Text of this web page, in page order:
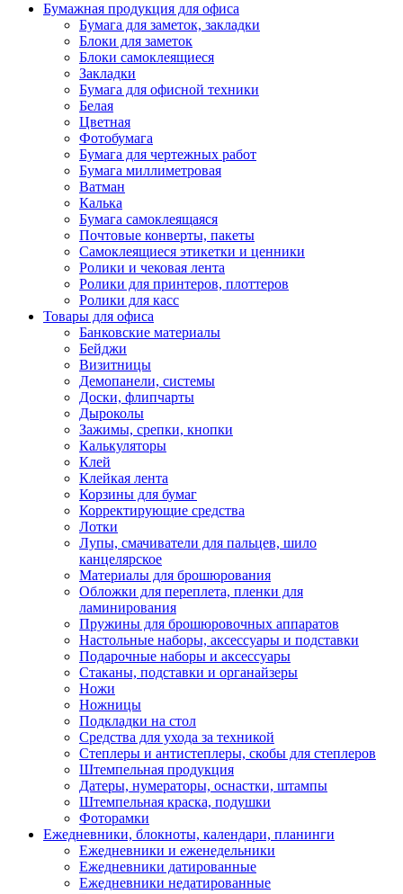
Бумажная продукция для офиса
Бумага для заметок, закладки
Блоки для заметок
Блоки самоклеящиеся
Закладки
Бумага для офисной техники
Белая
Цветная
Фотобумага
Бумага для чертежных работ
Бумага миллиметровая
Ватман
Калька
Бумага самоклеящаяся
Почтовые конверты, пакеты
Самоклеящиеся этикетки и ценники
Ролики и чековая лента
Ролики для принтеров, плоттеров
Ролики для касс
Товары для офиса
Банковские материалы
Бейджи
Визитницы
Демопанели, системы
Доски, флипчарты
Дыроколы
Зажимы, срепки, кнопки
Калькуляторы
Клей
Клейкая лента
Корзины для бумаг
Корректирующие средства
Лотки
Лупы, смачиватели для пальцев, шило
канцелярское
Материалы для брошюрования
Обложки для переплета, пленки для
ламинирования
Пружины для брошюровочных аппаратов
Настольные наборы, аксессуары и подставки
Подарочные наборы и аксессуары
Стаканы, подставки и органайзеры
Ножи
Ножницы
Подкладки на стол
Средства для ухода за техникой
Степлеры и антистеплеры, скобы для степлеров
Штемпельная продукция
Датеры, нумераторы, оснастки, штампы
Штемпельная краска, подушки
Фоторамки
Ежедневники, блокноты, календари, планинги
Ежедневники и еженедельники
Ежедневники датированные
Ежедневники недатированные